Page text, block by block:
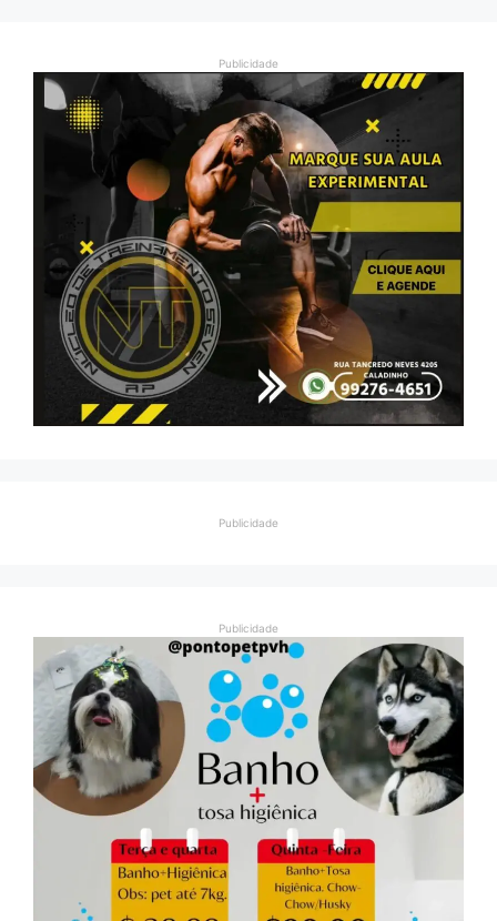
Publicidade
Publicidade
Publicidade